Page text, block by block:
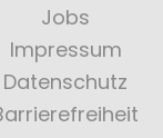
Jobs
Impressum
Datenschutz